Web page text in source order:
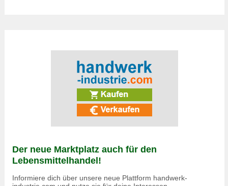
Der neue Marktplatz auch für den
Lebensmittelhandel!
Informiere dich über unsere neue Plattform handwerk-